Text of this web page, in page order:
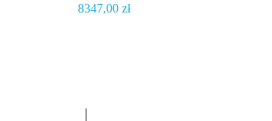
8347,00 zł